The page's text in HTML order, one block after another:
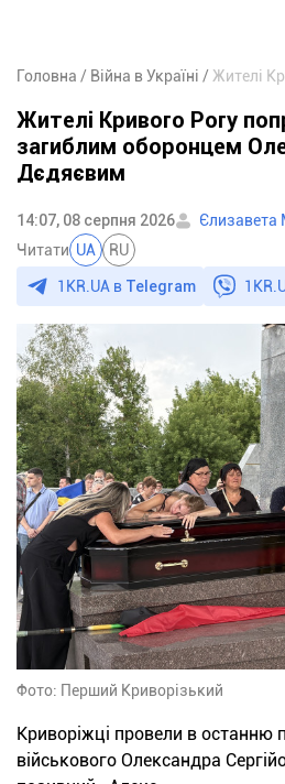
Головна Війна в Україні
Жителі Кривого Рогу
загиблим оборонцем
Дєдяєвим
14:07, 08 серпня 2026
Єлизавета
Читати UA RU
1KR.UA в Telegram
Фото: Перший Криворізький
Криворіжці провели в останню
військового Олександра